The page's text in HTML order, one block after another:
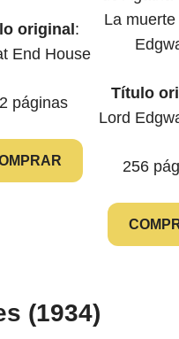
original :
End House
páginas
Título
Lord
256
(1934)